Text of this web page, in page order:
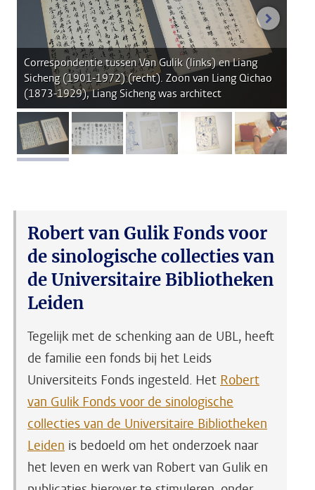
Correspondentie tussen Van Gulik (links) en Liang
Sicheng (1901-1972) (recht). Zoon van Liang Qichao
(1873-1929), Liang Sicheng was architect
afbeelding 1afbeelding 2afbeelding 3afbeelding 4
Robert van Gulik Fonds voor
de sinologische collecties van
de Universitaire Bibliotheken
Leiden
Tegelijk met de schenking aan de UBL, heeft
de familie een fonds bij het Leids
Universiteits Fonds ingesteld. Het Robert
van Gulik Fonds voor de sinologische
collecties van de Universitaire Bibliotheken
Leiden is bedoeld om het onderzoek naar
het leven en werk van Robert van Gulik en